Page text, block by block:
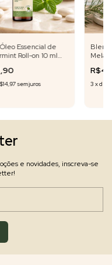
Essencial de
Roll-on 10 ml
sem juros
Blend
3 xde
e novidades, inscreva-se